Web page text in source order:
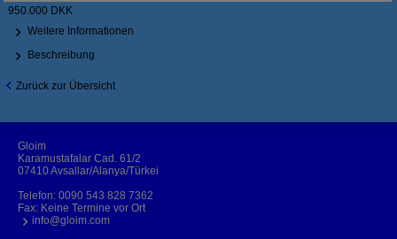
950.000 DKK
Weitere Informationen
Beschreibung
Zurück zur Übersicht
Gloim
Karamustafalar Cad. 61/2
07410 Avsallar/Alanya/Türkei
Telefon: 0090 543 828 7362
Fax: Keine Termine vor Ort
info@gloim.com